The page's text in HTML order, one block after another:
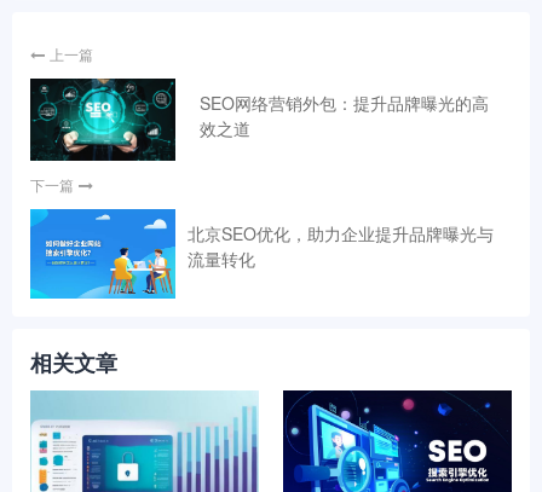
上一篇
SEO网络营销外包：提升品牌曝光的高
效之道
下一篇
北京SEO优化，助力企业提升品牌曝光与
流量转化
相关文章